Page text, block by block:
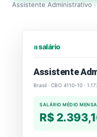
Assistente Administrativo ·
⏐⏐⏐ salário
Assistente
Brasil · CBO 4110-10 ·
SALÁRIO MÉDIO
R$